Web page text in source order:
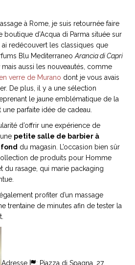
la palette
les
à Rome, je suis retournée faire
boutique d’Acqua di Parma située sur
ai redécouvert les classiques que
Blu Mediterraneo Arancia di Capri
mais aussi les nouveautés, comme
verre de Murano dont je vous avais
De plus, il y a une sélection
le jaune emblématique de la
parfaite idée de cadeau.
d’offrir une expérience de
petite salle de barbier à
fond du magasin. L’occasion bien sûr
de produits pour Homme
du rasage, qui marie packaging
profiter d’un massage
trentaine de minutes afin de tester la
Adresse : Piazza di Spagna, 27,